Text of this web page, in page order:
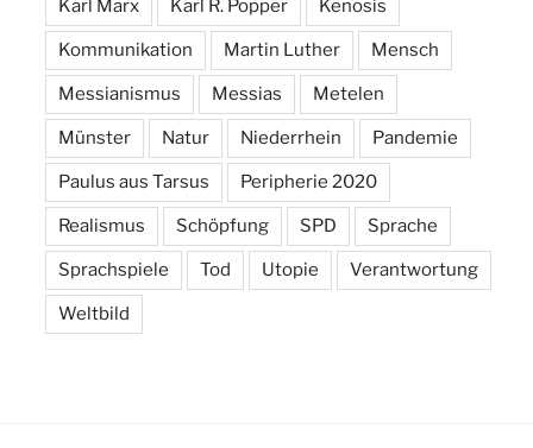
Karl Marx Karl R. Popper Kenosis
Kommunikation Martin Luther Mensch
Messianismus Messias Metelen
Münster Natur Niederrhein Pandemie
Paulus aus Tarsus Peripherie 2020
Realismus Schöpfung SPD Sprache
Sprachspiele Tod Utopie Verantwortung
Weltbild